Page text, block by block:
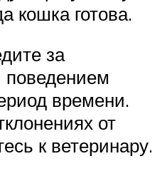
кошка готова.
за
поведением
времени.
от
к ветеринару.